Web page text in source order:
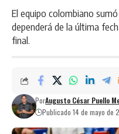
El equipo colombiano
dependerá de la última
final.
PorAugusto César Puello
Publicado 14 de mayo de